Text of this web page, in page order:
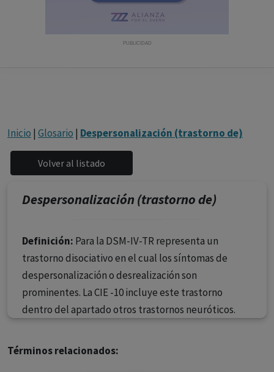
fármacos se facilita a título meramente informativo,
PUBLICIDAD
Inicio | Glosario | Despersonalización (trastorno de)
Despersonalización (trastorno de)
Definición: Para la DSM-IV-TR representa un
trastorno disociativo en el cual los síntomas de
despersonalización o desrealización son
prominentes. La CIE -10 incluye este trastorno
dentro del apartado otros trastornos neuróticos.
Términos relacionados: